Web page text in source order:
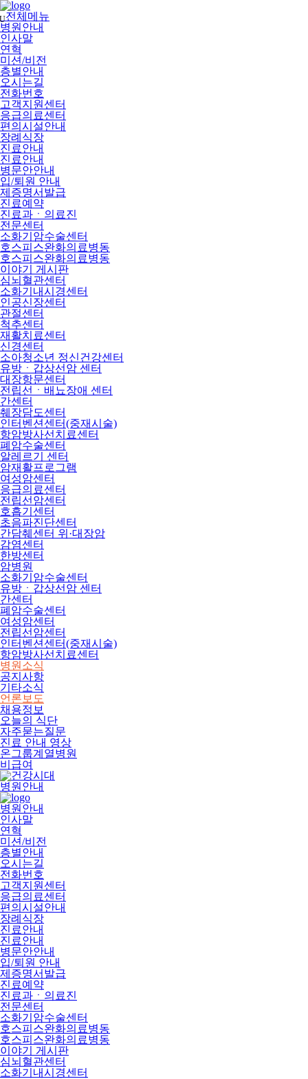
메
뉴
건
너
뛰
기
전체메뉴
병원안내
인사말
연혁
미션/비전
층별안내
오시는길
전화번호
고객지원센터
응급의료센터
편의시설안내
장례식장
진료안내
진료안내
병문안안내
입/퇴원 안내
제증명서발급
진료예약
진료과ㆍ의료진
전문센터
소화기암수술센터
호스피스완화의료병동
호스피스완화의료병동
이야기 게시판
심뇌혈관센터
소화기내시경센터
인공신장센터
관절센터
척추센터
재활치료센터
신경센터
소아청소년 정신건강센터
유방ㆍ갑상선암 센터
대장항문센터
전립선ㆍ배뇨장애 센터
간센터
췌장담도센터
인터벤션센터(중재시술)
항암방사선치료센터
폐암수술센터
알레르기 센터
암재활프로그램
여성암센터
응급의료센터
전립선암센터
호흡기센터
초음파진단센터
간담췌센터 위·대장암
감염센터
한방센터
암병원
소화기암수술센터
유방ㆍ갑상선암 센터
간센터
폐암수술센터
여성암센터
전립선암센터
인터벤션센터(중재시술)
항암방사선치료센터
병원소식
공지사항
기타소식
언론보도
채용정보
오늘의 식단
자주묻는질문
진료 안내 영상
온그룹계열병원
비급여
병원안내
병원안내
인사말
연혁
미션/비전
층별안내
오시는길
전화번호
고객지원센터
응급의료센터
편의시설안내
장례식장
진료안내
진료안내
병문안안내
입/퇴원 안내
제증명서발급
진료예약
진료과ㆍ의료진
전문센터
소화기암수술센터
호스피스완화의료병동
호스피스완화의료병동
이야기 게시판
심뇌혈관센터
소화기내시경센터